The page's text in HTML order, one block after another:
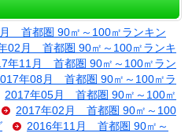
首都圏 90㎡～100㎡ランキン
02月 首都圏 90㎡～100㎡ランキ
年11月 首都圏 90㎡～100㎡ラン
年08月 首都圏 90㎡～100㎡ラ
2017年05月 首都圏 90㎡～100㎡
2017年02月 首都圏 90㎡～100
2016年11月 首都圏 90㎡～